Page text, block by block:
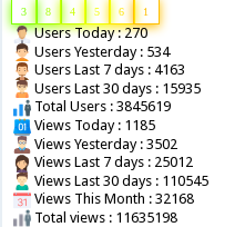
3 8 4 5 6 1
Users Today : 270
Users Yesterday : 534
Users Last 7 days : 4163
Users Last 30 days : 15935
Total Users : 3845619
Views Today : 1185
Views Yesterday : 3502
Views Last 7 days : 25012
Views Last 30 days : 110545
Views This Month : 32168
Total views : 11635198